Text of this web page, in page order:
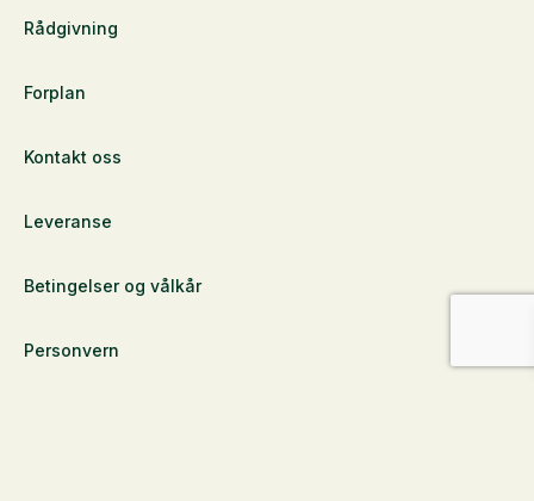
Rådgivning
Forplan
Kontakt oss
Leveranse
Betingelser og vålkår
Personvern